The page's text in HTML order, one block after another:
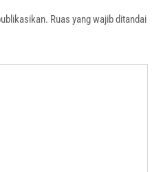
Ruas yang wajib ditandai